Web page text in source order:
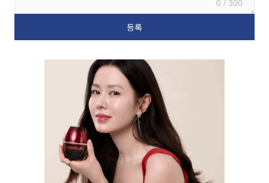
0 / 300